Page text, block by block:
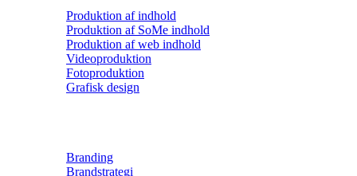
Produktion af indhold
Produktion af SoMe indhold
Produktion af web indhold
Videoproduktion
Fotoproduktion
Grafisk design
Branding
Brandstrategi